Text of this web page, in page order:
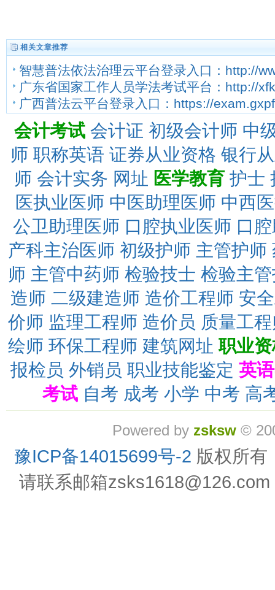
相关文章推荐
智慧普法依法治理云平台登录入口：http://
广东省国家工作人员学法考试平台：http://
广西普法云平台登录入口：https://
会计考试 会计证 初级会计师 中
师 职称英语 证券从业资格 银行
师 会计实务 网址 医学教育 护士
医执业医师 中医助理医师 中西
公卫助理医师 口腔执业医师 口
产科主治医师 初级护师 主管护师
师 主管中药师 检验技士 检验主
造师 二级建造师 造价工程师 安
价师 监理工程师 造价员 质量工
绘师 环保工程师 建筑网址 职业
报检员 外销员 职业技能鉴定 英
考试 自考 成考 小学 中考 高
Powered by zsksw©
豫ICP备14015699号-2 版权所有
请联系邮箱